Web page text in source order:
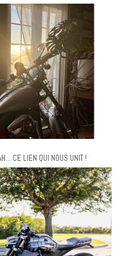
CE LIEN QUI NOUS UNIT !